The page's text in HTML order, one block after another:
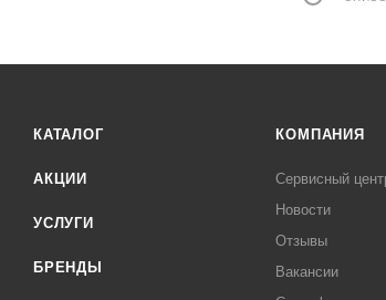
КАТАЛОГ
АКЦИИ
УСЛУГИ
БРЕНДЫ
КОМПАНИЯ
Сервисный
Новости
Отзывы
Вакансии